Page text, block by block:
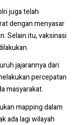
juga telah
dengan menyasar
Selain itu, vaksinasi
jajarannya dari
percepatan
masyarakat.
mapping dalam
ada lagi wilayah